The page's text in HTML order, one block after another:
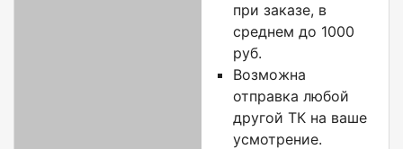
при заказе, в
среднем до 1000
руб.
Возможна
отправка любой
другой ТК на ваше
усмотрение.